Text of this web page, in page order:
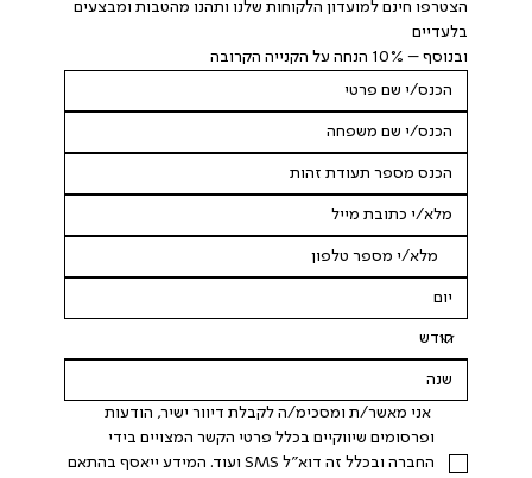
הצטרפו חינם למועדון הלקוחות שלנו ותהנו מהטבות ומבצעים
בלעדיים
ובנוסף – 10% הנחה על הקנייה הקרובה
אני מאשר/ת ומסכימ/ה לקבלת דיוור ישיר, הודעות
החברה ובכלל זה דוא"ל SMS ועוד. המידע ייאסף בהתאם